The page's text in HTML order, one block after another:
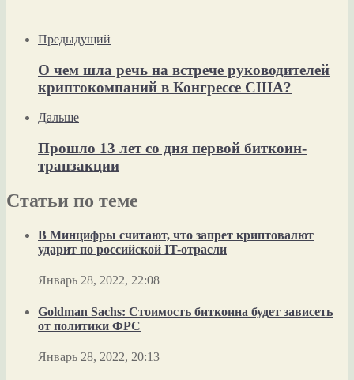
Предыдущий
О чем шла речь на встрече руководителей
криптокомпаний в Конгрессе США?
Дальше
Прошло 13 лет со дня первой биткоин-
транзакции
Статьи по теме
В Минцифры считают, что запрет криптовалют
ударит по российской IT-отрасли
Январь 28, 2022, 22:08
Goldman Sachs: Стоимость биткоина будет зависеть
от политики ФРС
Январь 28, 2022, 20:13